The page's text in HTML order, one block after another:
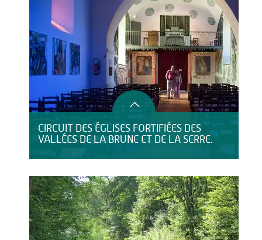
CIRCUIT DES ÉGLISES FORTIFIÉES DES
VALLÉES DE LA BRUNE ET DE LA SERRE.